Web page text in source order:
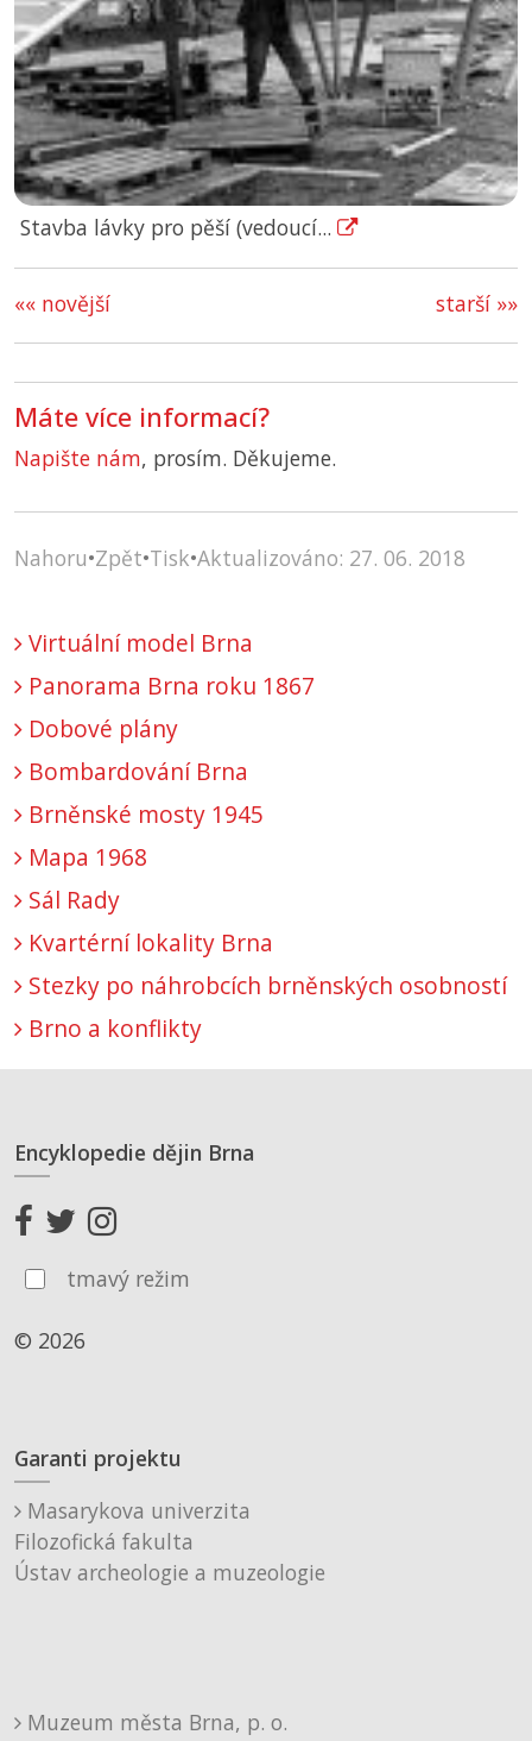
Stavba lávky pro pěší (vedoucí...
starší »»
«« novější
Máte více informací?
Napište nám, prosím. Děkujeme.
Nahoru•Zpět•Tisk•Aktualizováno: 27. 06. 2018
Virtuální model Brna
Panorama Brna roku 1867
Dobové plány
Bombardování Brna
Brněnské mosty 1945
Mapa 1968
Sál Rady
Kvartérní lokality Brna
Stezky po náhrobcích brněnských osobností
Brno a konflikty
Encyklopedie dějin Brna
tmavý režim
© 2026
Garanti projektu
Masarykova univerzita
Filozofická fakulta
Ústav archeologie a muzeologie
Muzeum města Brna, p. o.